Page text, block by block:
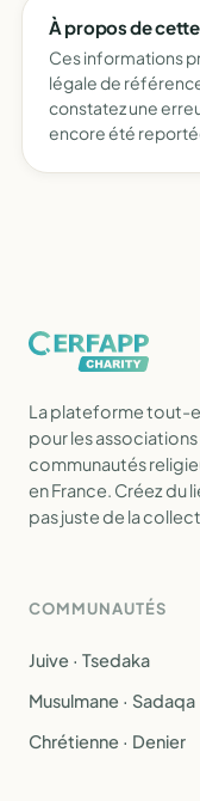
À propos de
Ces informations
légale de
constatez une
encore été
La plateforme tout-
pour les associations
communautés
en France. Créez du
pas juste de la
COMMUNAUTÉS
Juive · Tsedaka
Musulmane · Sadaqa
Chrétienne · Denier